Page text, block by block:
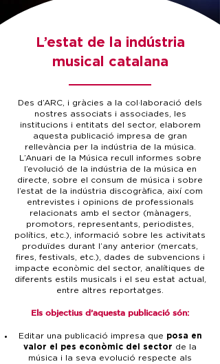
L’estat de la indústria
musical catalana
Des d’ARC, i gràcies a la col·laboració dels
nostres associats i associades, les
institucions i entitats del sector, elaborem
aquesta publicació impresa de gran
rellevància per la indústria de la música.
L’Anuari de la Música recull informes sobre
l’evolució de la indústria de la música en
directe, sobre el consum de música i sobre
l’estat de la indústria discogràfica, així com
entrevistes i opinions de professionals
relacionats amb el sector (mànagers,
promotors, representants, periodistes,
polítics, etc.), informació sobre les activitats
produïdes durant l’any anterior (mercats,
fires, festivals, etc.), dades de subvencions i
impacte econòmic del sector, analítiques de
diferents estils musicals i el seu estat actual,
entre altres reportatges.
Els objectius d’aquesta publicació són:
Editar una publicació impresa que posa en
valor el pes econòmic del sector de la
música i la seva evolució respecte als